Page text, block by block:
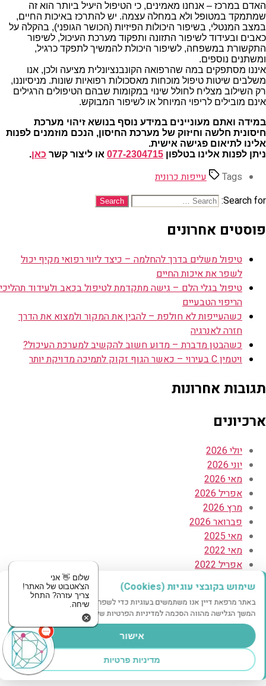
האדם במרכז – אנחנו מאמינים, כי הטיפול היעיל ביותר הוא זה
שמתמקד במטופל ולא במחלה עצמה. יש להתרכז באיכות החיים,
במצב המנטלי, בשיפור היכולות הפיזיות (הכושר הגופני), בהקלה על
כאבים ובעידוד לשיפור התזונה ותפקוד מערכת העיכול, לשיפור
התקשורת במשפחה, לשיפור היכולת להמשיך לתפקד כרגיל,
ומשתנים נוספים.
איננו מסתפקים במה שהרפואה הקונבנציונלית מציעה ולכן, אנו
משלבים שיטות טיפול מוכחות מאסכולות רפואיות שונות. מניסיוננו,
רק השילוב מצליח לחולל שינוי במקומות שבהם הטיפולים הרגילים
אינם מובילים לריפוי המיוחל או לשיפור המבוקש.
במידה ואתם מעוניינים במידע נוסף בנושא זיהוי מערכת
חיסונית חלשה וחיזוק של מערכת החיסון, הנכם מוזמנים לפנות
אלינו לתיאום פגישה אישית.
ניתן לפנות אלינו בטלפון 077-2304715 או ליצור קשר כאן.
Tags
עייפות כרונית
Search for:
פוסטים אחרונים
טיפול משלים בדרך להחלמה – כיצד ליווי רפואי מקיף יכול
לשפר את איכות החיים
טיפול בגלי הלם – גישה מתקדמת לטיפול בכאב ולעידוד תהליכי
הריפוי הטבעיים
כשהעייפות לא חולפת – להבין את המקור ולמצוא את הדרך
חזרה לאנרגיה
כשהבטן מדברת – מדוע חשוב להקשיב למערכת העיכול?
ויטמין C בעירוי – כאשר הגוף זקוק לתמיכה מדויקת יותר
תגובות אחרונות
ארכיונים
יולי 2026
יוני 2026
מאי 2026
אפריל 2026
מרץ 2026
פברואר 2026
מאי 2025
מאי 2022
אפריל 2022
אוקטובר 2021
דצמבר 2020
אוקטובר 2020
יולי 2020
שימוש בקובצי עוגיות (Cookies)
באתר מרפאת דיין אנו משתמשים בעוגיות כדי לשפר את חווית הגלישה שלך.
המשך הגלישה מהווה הסכמה למדיניות הפרטיות שלנו.
אישור
מדיניות פרטיות
שלום 👋 אני
הצ'אטבוט של האתר!
צריך עזרה? התחל
שיחה.